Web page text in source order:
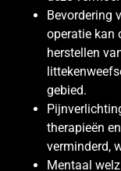
Bevordering
operatie kan
herstellen
gebied.
therapieën
verminderd,
Mentaal